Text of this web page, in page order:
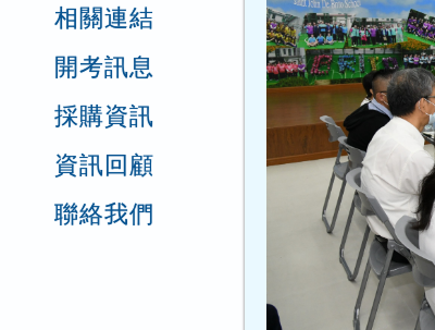
相關連結
開考訊息
採購資訊
資訊回顧
聯絡我們